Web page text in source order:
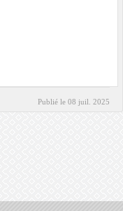
Publié le 08 juil. 2025